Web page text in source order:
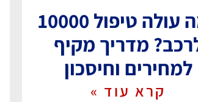
כמה עולה טיפול 10000
מדריך מקיף
למחירים וחיסכון
קרא עוד »